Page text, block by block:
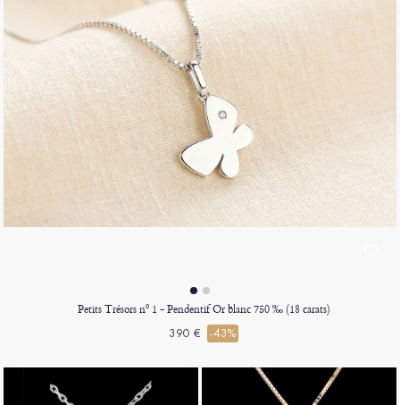
Petits Trésors nº 1 - Pendentif Or blanc 750 ‰ (18 carats)
390 € -43%